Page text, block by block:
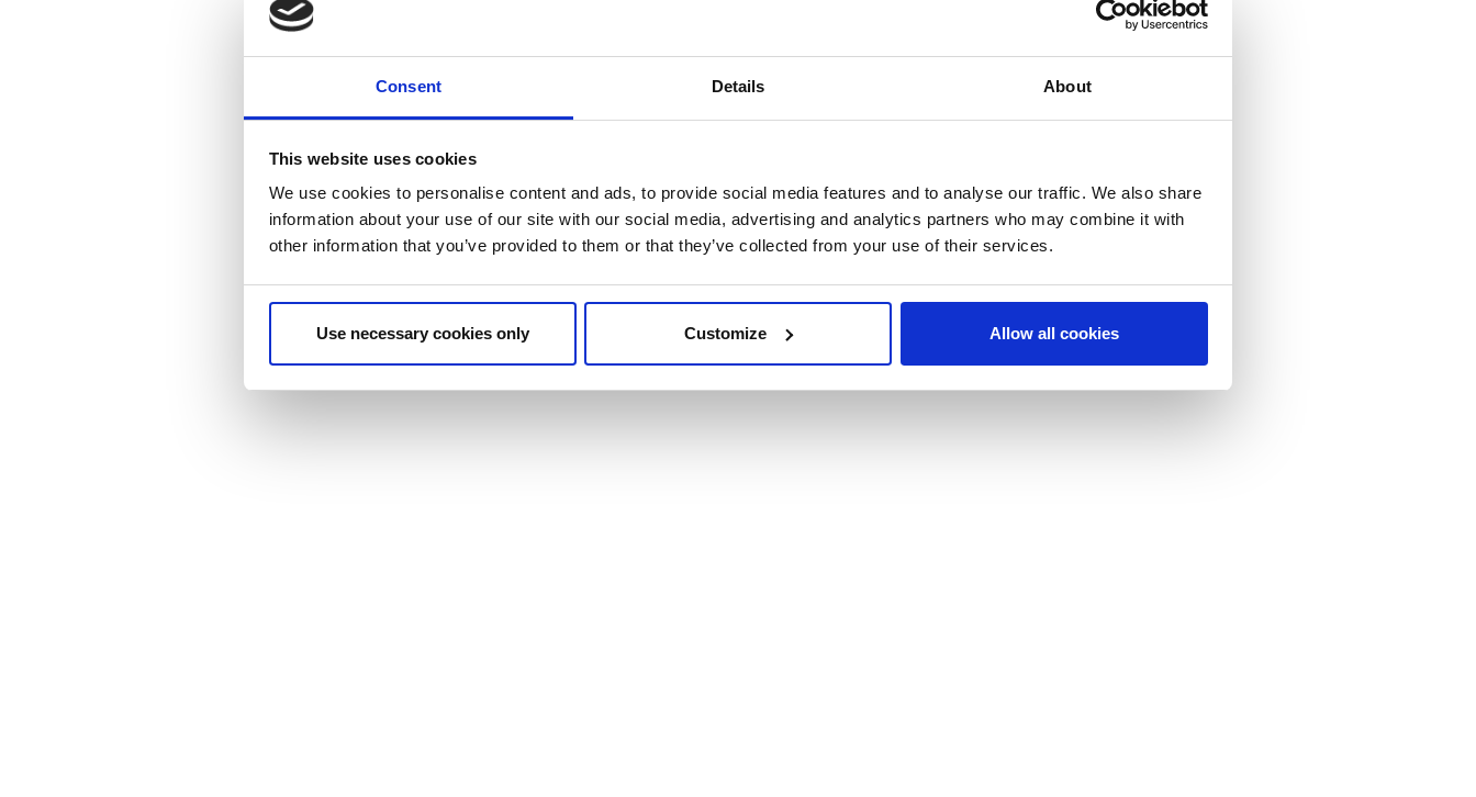
Consent Details About
This website uses cookies
We use cookies to personalise content and ads, to provide social media features and to analyse our traffic. We also share
information about your use of our site with our social media, advertising and analytics partners who may combine it with
other information that you’ve provided to them or that they’ve collected from your use of their services.
Use necessary cookies only Customize Allow all cookies